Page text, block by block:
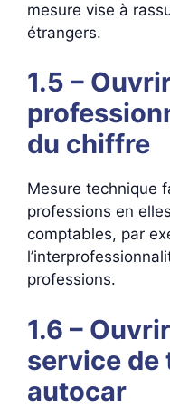
mesure vise à
étrangers.
1.5 –
du chiffre
Mesure technique
professions en
comptables, par
professions.
1.6 –
service
autocar